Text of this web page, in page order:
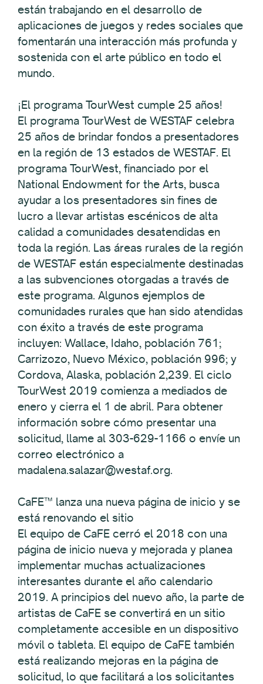
están trabajando en el desarrollo de
aplicaciones de juegos y redes sociales que
fomentarán una interacción más profunda y
sostenida con el arte público en todo el
mundo.
¡El programa TourWest cumple 25 años!
El programa TourWest de WESTAF celebra
25 años de brindar fondos a presentadores
en la región de 13 estados de WESTAF. El
programa TourWest, financiado por el
National Endowment for the Arts, busca
ayudar a los presentadores sin fines de
lucro a llevar artistas escénicos de alta
calidad a comunidades desatendidas en
toda la región. Las áreas rurales de la región
de WESTAF están especialmente destinadas
a las subvenciones otorgadas a través de
este programa. Algunos ejemplos de
comunidades rurales que han sido atendidas
con éxito a través de este programa
incluyen: Wallace, Idaho, población 761;
Carrizozo, Nuevo México, población 996; y
Cordova, Alaska, población 2,239. El ciclo
TourWest 2019 comienza a mediados de
enero y cierra el 1 de abril. Para obtener
información sobre cómo presentar una
solicitud, llame al 303-629-1166 o envíe un
correo electrónico a
madalena.salazar@westaf.org.
CaFE™ lanza una nueva página de inicio y se
está renovando el sitio
El equipo de CaFE cerró el 2018 con una
página de inicio nueva y mejorada y planea
implementar muchas actualizaciones
interesantes durante el año calendario
2019. A principios del nuevo año, la parte de
artistas de CaFE se convertirá en un sitio
completamente accesible en un dispositivo
móvil o tableta. El equipo de CaFE también
está realizando mejoras en la página de
solicitud, lo que facilitará a los solicitantes